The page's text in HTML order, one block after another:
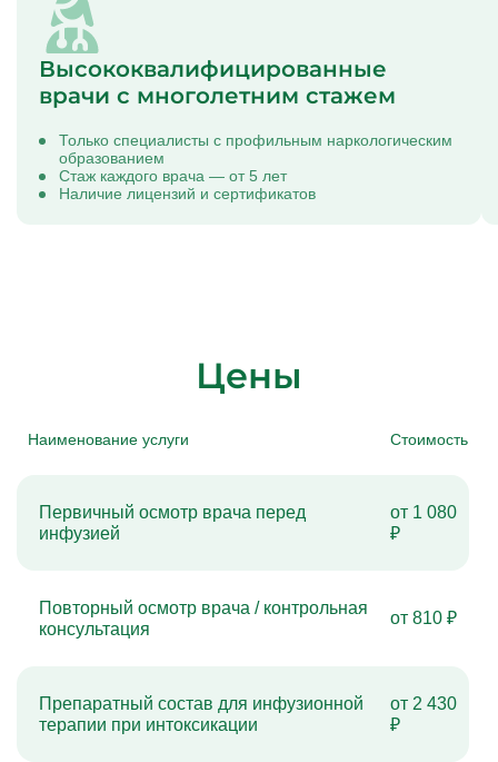
Высококвалифицированные
врачи с многолетним стажем
Только специалисты с профильным наркологическим
образованием
Стаж каждого врача — от 5 лет
Наличие лицензий и сертификатов
Цены
Наименование услуги Стоимость
Первичный осмотр врача перед
инфузией
от 1 080
₽
Повторный осмотр врача / контрольная
консультация
от 810 ₽
Препаратный состав для инфузионной
терапии при интоксикации
от 2 430
₽